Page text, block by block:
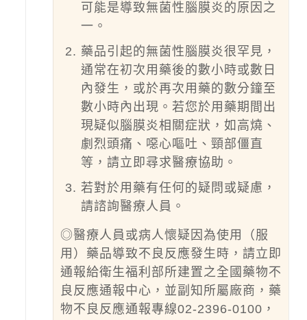
可能是導致無菌性腦膜炎的原因之
一。
藥品引起的無菌性腦膜炎很罕見，
通常在初次用藥後的數小時或數日
內發生，或於再次用藥的數分鐘至
數小時內出現。若您於用藥期間出
現疑似腦膜炎相關症狀，如高燒、
劇烈頭痛、噁心嘔吐、頸部僵直
等，請立即尋求醫療協助。
若對於用藥有任何的疑問或疑慮，
請諮詢醫療人員。
◎醫療人員或病人懷疑因為使用（服
用）藥品導致不良反應發生時，請立即
通報給衛生福利部所建置之全國藥物不
良反應通報中心，並副知所屬廠商，藥
物不良反應通報專線02-2396-0100，